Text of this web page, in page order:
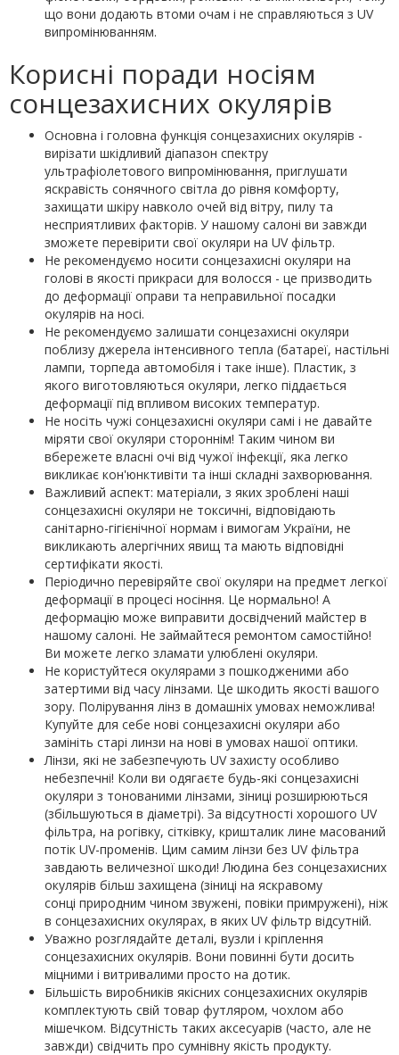
що вони додають втоми очам і не справляються з UV
випромінюванням.
Корисні поради носіям
сонцезахисних окулярів
Основна і головна функція сонцезахисних окулярів -
вирізати шкідливий діапазон спектру
ультрафіолетового випромінювання, приглушати
яскравість сонячного світла до рівня комфорту,
захищати шкіру навколо очей від вітру, пилу та
несприятливих факторів. У нашому салоні ви завжди
зможете перевірити свої окуляри на UV фільтр.
Не рекомендуємо носити сонцезахисні окуляри на
голові в якості прикраси для волосся - це призводить
до деформації оправи та неправильної посадки
окулярів на носі.
Не рекомендуємо залишати сонцезахисні окуляри
поблизу джерела інтенсивного тепла (батареї, настільні
лампи, торпеда автомобіля і таке інше). Пластик, з
якого виготовляються окуляри, легко піддається
деформації під впливом високих температур.
Не носіть чужі сонцезахисні окуляри самі і не давайте
міряти свої окуляри стороннім! Таким чином ви
вбережете власні очі від чужої інфекції, яка легко
викликає кон'юнктивіти та інші складні захворювання.
Важливий аспект: матеріали, з яких зроблені наші
сонцезахисні окуляри не токсичні, відповідають
санітарно-гігієнічної нормам і вимогам України, не
викликають алергічних явищ та мають відповідні
сертифікати якості.
Періодично перевіряйте свої окуляри на предмет легкої
деформації в процесі носіння. Це нормально! А
деформацію може виправити досвідчений майстер в
нашому салоні. Не займайтеся ремонтом самостійно!
Ви можете легко зламати улюблені окуляри.
Не користуйтеся окулярами з пошкодженими або
затертими від часу лінзами. Це шкодить якості вашого
зору. Полірування лінз в домашніх умовах неможлива!
Купуйте для себе нові сонцезахисні окуляри або
замініть старі линзи на нові в умовах нашої оптики.
Лінзи, які не забезпечують UV захисту особливо
небезпечні! Коли ви одягаєте будь-які сонцезахисні
окуляри з тонованими лінзами, зіниці розширюються
(збільшуються в діаметрі). За відсутності хорошого UV
фільтра, на рогівку, сітківку, кришталик лине масований
потік UV-променів. Цим самим лінзи без UV фільтра
завдають величезної шкоди! Людина без сонцезахисних
окулярів більш захищена (зіниці на яскравому
сонці природним чином звужені, повіки примружені), ніж
в сонцезахисних окулярах, в яких UV фільтр відсутній.
Уважно розглядайте деталі, вузли і кріплення
сонцезахисних окулярів. Вони повинні бути досить
міцними і витривалими просто на дотик.
Більшість виробників якісних сонцезахисних окулярів
комплектують свій товар футляром, чохлом або
мішечком. Відсутність таких аксесуарів (часто, але не
завжди) свідчить про сумнівну якість продукту.